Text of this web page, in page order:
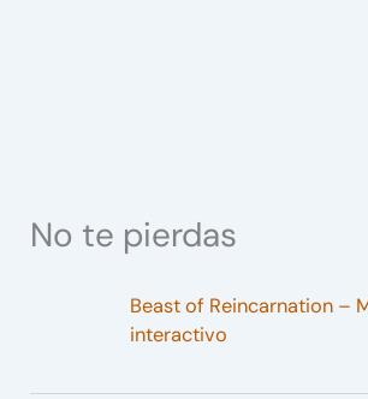
No te pierdas
Beast of Reincarnation –
interactivo